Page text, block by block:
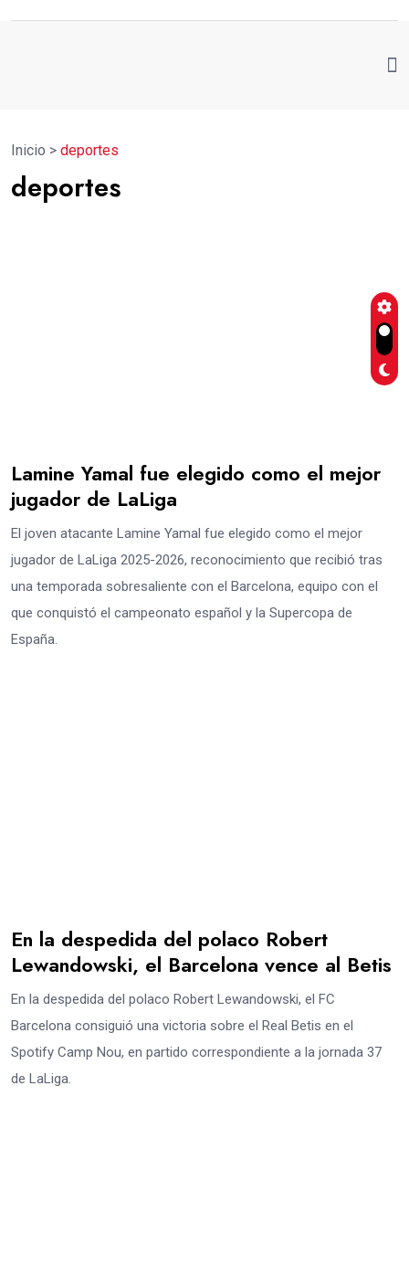
Inicio > deportes
deportes
Lamine Yamal fue elegido como el mejor
jugador de LaLiga
El joven atacante Lamine Yamal fue elegido como el mejor
jugador de LaLiga 2025-2026, reconocimiento que recibió tras
una temporada sobresaliente con el Barcelona, equipo con el
que conquistó el campeonato español y la Supercopa de
España.
En la despedida del polaco Robert
Lewandowski, el Barcelona vence al Betis
En la despedida del polaco Robert Lewandowski, el FC
Barcelona consiguió una victoria sobre el Real Betis en el
Spotify Camp Nou, en partido correspondiente a la jornada 37
de LaLiga.